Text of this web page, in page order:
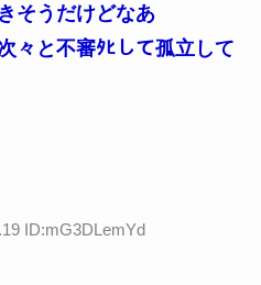
そうだけどなあ
々と不審ﾀﾋして孤立して
ID:mG3DLemYd